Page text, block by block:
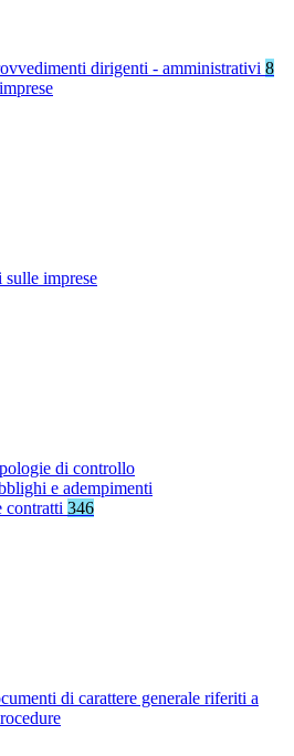
dirigenti - amministrativi 8
imprese
di controllo
e adempimenti
contratti 346
di carattere generale riferiti a